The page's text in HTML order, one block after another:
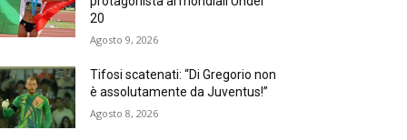
20
Agosto 9, 2026
Tifosi scatenati: “Di Gregorio non
è assolutamente da Juventus!”
Agosto 8, 2026